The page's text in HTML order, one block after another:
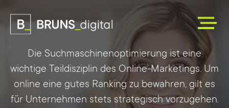
Die Suchmaschinenoptimierung ist eine
wichtige Teildisziplin des Online-Marketings. Um
online eine gutes Ranking zu bewahren, gilt es
für Unternehmen stets strategisch vorzugehen.